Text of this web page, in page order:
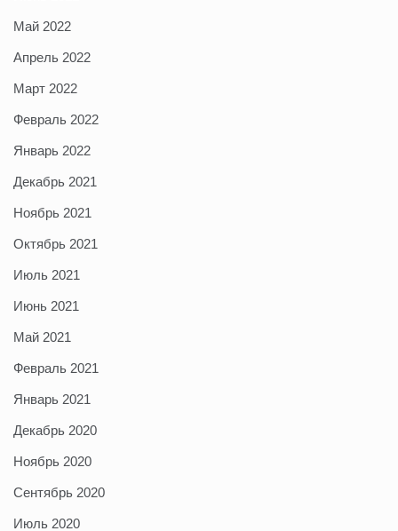
Май 2022
Апрель 2022
Март 2022
Февраль 2022
Январь 2022
Декабрь 2021
Ноябрь 2021
Октябрь 2021
Июль 2021
Июнь 2021
Май 2021
Февраль 2021
Январь 2021
Декабрь 2020
Ноябрь 2020
Сентябрь 2020
Июль 2020